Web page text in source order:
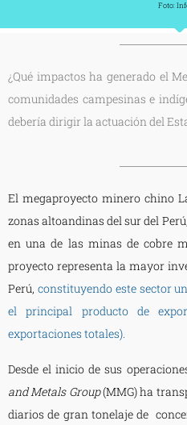
Foto:
¿Qué impactos ha generado el
comunidades campesinas e
debería dirigir la actuación del
El megaproyecto minero chino
zonas altoandinas del sur del
en una de las minas de cobre
proyecto representa la mayor
Perú, constituyendo este sector
el principal producto de
exportaciones totales).
Desde el inicio de sus
and Metals Group(MMG) ha
diarios de gran tonelaje de